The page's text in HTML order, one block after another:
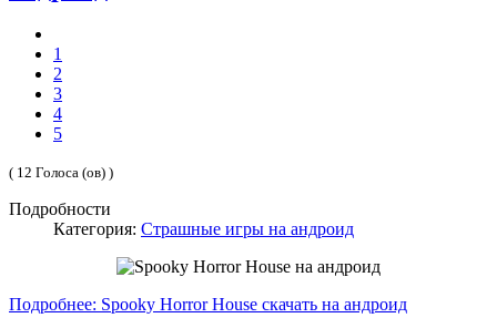
1
2
3
4
5
( 12 Голоса (ов) )
Подробности
Категория: Страшные игры на андроид
Подробнее: Spooky Horror House скачать на андроид